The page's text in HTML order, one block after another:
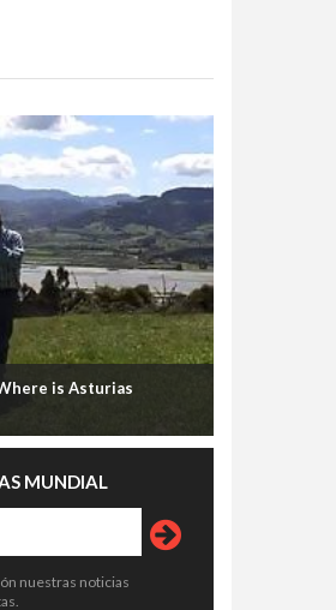
is Asturias
MUNDIAL
nuestras noticias